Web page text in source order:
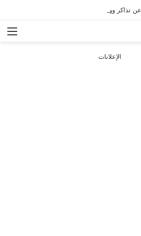
تذاكر ووسائل النقل في باريس 2025
الإعلانات